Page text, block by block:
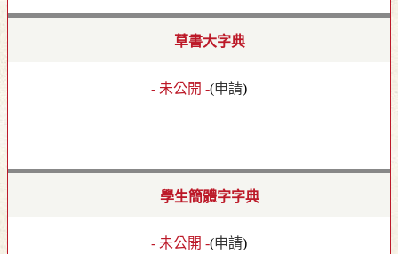
草書大字典
- 未公開 -(申請)
學生簡體字字典
- 未公開 -(申請)